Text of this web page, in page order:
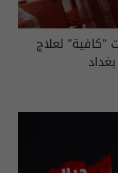
لعلاج